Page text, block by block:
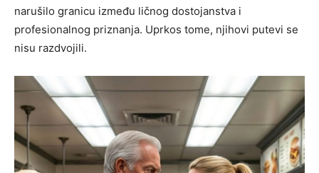
narušilo granicu između ličnog dostojanstva i
profesionalnog priznanja. Uprkos tome, njihovi putevi se
nisu razdvojili.